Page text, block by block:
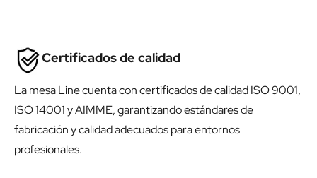
Certificados de calidad
La mesa Line cuenta con certificados de calidad ISO 9001,
ISO 14001 y AIMME, garantizando estándares de
fabricación y calidad adecuados para entornos
profesionales.